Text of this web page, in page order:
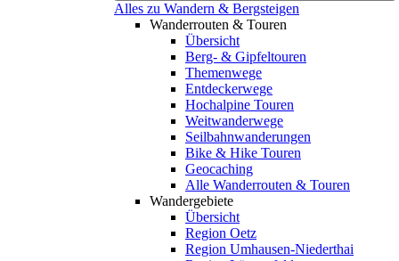
Alles zu Wandern & Bergsteigen
Wanderrouten & Touren
Übersicht
Berg- & Gipfeltouren
Themenwege
Entdeckerwege
Hochalpine Touren
Weitwanderwege
Seilbahnwanderungen
Bike & Hike Touren
Geocaching
Alle Wanderrouten & Touren
Wandergebiete
Übersicht
Region Oetz
Region Umhausen-Niederthai